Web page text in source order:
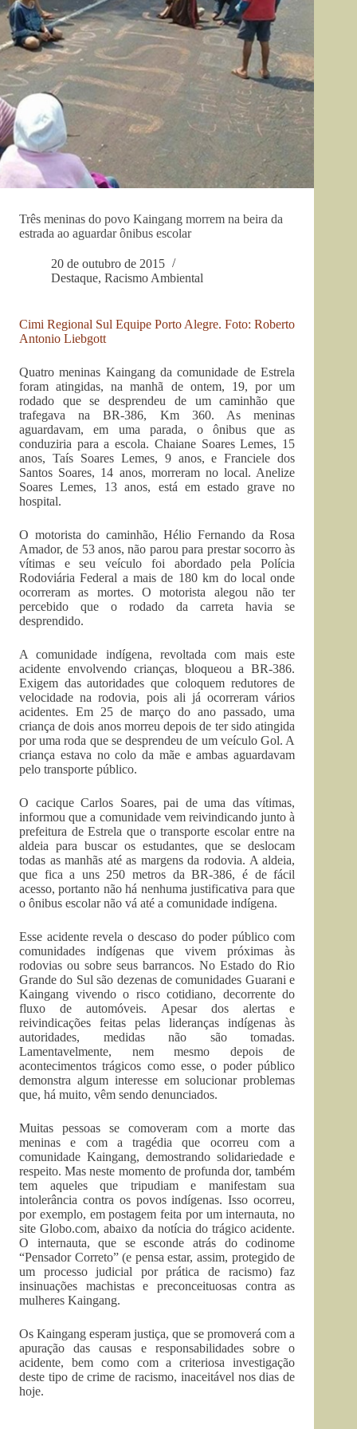
Três meninas do povo Kaingang morrem na beira da
estrada ao aguardar ônibus escolar
20 de outubro de 2015
Destaque, Racismo Ambiental
Cimi Regional Sul Equipe Porto Alegre. Foto: Roberto
Antonio Liebgott
Quatro meninas Kaingang da comunidade de Estrela
foram atingidas, na manhã de ontem, 19, por um
rodado que se desprendeu de um caminhão que
trafegava na BR-386, Km 360. As meninas
aguardavam, em uma parada, o ônibus que as
conduziria para a escola. Chaiane Soares Lemes, 15
anos, Taís Soares Lemes, 9 anos, e Franciele dos
Santos Soares, 14 anos, morreram no local. Anelize
Soares Lemes, 13 anos, está em estado grave no
hospital.
O motorista do caminhão, Hélio Fernando da Rosa
Amador, de 53 anos, não parou para prestar socorro às
vítimas e seu veículo foi abordado pela Polícia
Rodoviária Federal a mais de 180 km do local onde
ocorreram as mortes. O motorista alegou não ter
percebido que o rodado da carreta havia se
desprendido.
A comunidade indígena, revoltada com mais este
acidente envolvendo crianças, bloqueou a BR-386.
Exigem das autoridades que coloquem redutores de
velocidade na rodovia, pois ali já ocorreram vários
acidentes. Em 25 de março do ano passado, uma
criança de dois anos morreu depois de ter sido atingida
por uma roda que se desprendeu de um veículo Gol. A
criança estava no colo da mãe e ambas aguardavam
pelo transporte público.
O cacique Carlos Soares, pai de uma das vítimas,
informou que a comunidade vem reivindicando junto à
prefeitura de Estrela que o transporte escolar entre na
aldeia para buscar os estudantes, que se deslocam
todas as manhãs até as margens da rodovia. A aldeia,
que fica a uns 250 metros da BR-386, é de fácil
acesso, portanto não há nenhuma justificativa para que
o ônibus escolar não vá até a comunidade indígena.
Esse acidente revela o descaso do poder público com
comunidades indígenas que vivem próximas às
rodovias ou sobre seus barrancos. No Estado do Rio
Grande do Sul são dezenas de comunidades Guarani e
Kaingang vivendo o risco cotidiano, decorrente do
fluxo de automóveis. Apesar dos alertas e
reivindicações feitas pelas lideranças indígenas às
autoridades, medidas não são tomadas.
Lamentavelmente, nem mesmo depois de
acontecimentos trágicos como esse, o poder público
demonstra algum interesse em solucionar problemas
que, há muito, vêm sendo denunciados.
Muitas pessoas se comoveram com a morte das
meninas e com a tragédia que ocorreu com a
comunidade Kaingang, demostrando solidariedade e
respeito. Mas neste momento de profunda dor, também
tem aqueles que tripudiam e manifestam sua
intolerância contra os povos indígenas. Isso ocorreu,
por exemplo, em postagem feita por um internauta, no
site Globo.com, abaixo da notícia do trágico acidente.
O internauta, que se esconde atrás do codinome
“Pensador Correto” (e pensa estar, assim, protegido de
um processo judicial por prática de racismo) faz
insinuações machistas e preconceituosas contra as
mulheres Kaingang.
Os Kaingang esperam justiça, que se promoverá com a
apuração das causas e responsabilidades sobre o
acidente, bem como com a criteriosa investigação
deste tipo de crime de racismo, inaceitável nos dias de
hoje.